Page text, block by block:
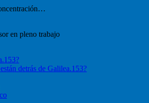
en pleno trabajo
detrás de Galilea.153?